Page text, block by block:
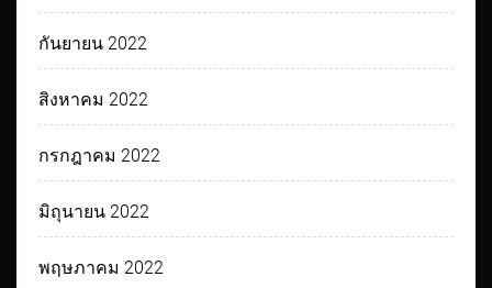
กันยายน 2022
สิงหาคม 2022
กรกฎาคม 2022
มิถุนายน 2022
พฤษภาคม 2022